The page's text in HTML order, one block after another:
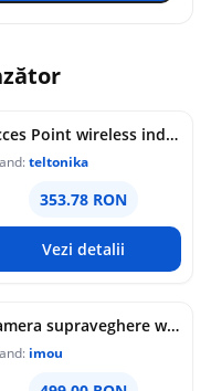
Acces Point wireless industrial Teltonika DAP145, RS485, WiFi 4, Mesh, STA, 1x antena RP-SMA, 2x LAN 10/100 Mbps, PoE pasiv, sina DIN
teltonika
353.78 RON
Vezi detalii
Camera supraveghere wireless IP PT Imou Titan Pro 4G LTE Active Deterrence IPC-U7LP-6T0T, 6 MP, 3.6 mm, IR 30 m, microfon si difuzor, slot card, night vision color, auto-tracking, detectie miscare, alarma, PoE
imou